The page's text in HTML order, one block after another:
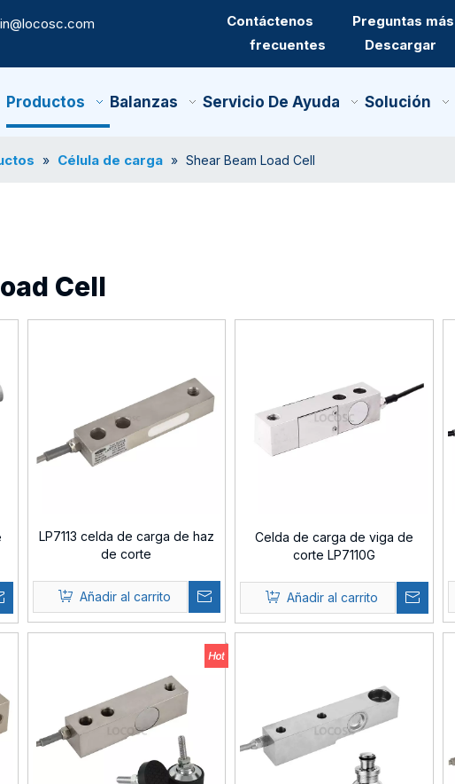
Contáctenos
Preguntas más
frecuentes
Descargar
Productos Balanzas Servicio De Ayuda Solución
» Célula de carga » Shear Beam Load Cell
Cell
LP7113 celda de carga de haz
de corte
Añadir al carrito
Celda de carga de viga de
corte LP7110G
Añadir al carrito